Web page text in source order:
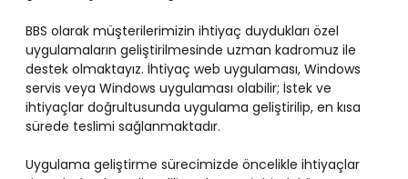
BBS olarak müşterilerimizin ihtiyaç duydukları özel
uygulamaların geliştirilmesinde uzman kadromuz ile
destek olmaktayız. İhtiyaç web uygulaması, Windows
servis veya Windows uygulaması olabilir; İstek ve
ihtiyaçlar doğrultusunda uygulama geliştirilip, en kısa
sürede teslimi sağlanmaktadır.
Uygulama geliştirme sürecimizde öncelikle ihtiyaçlar